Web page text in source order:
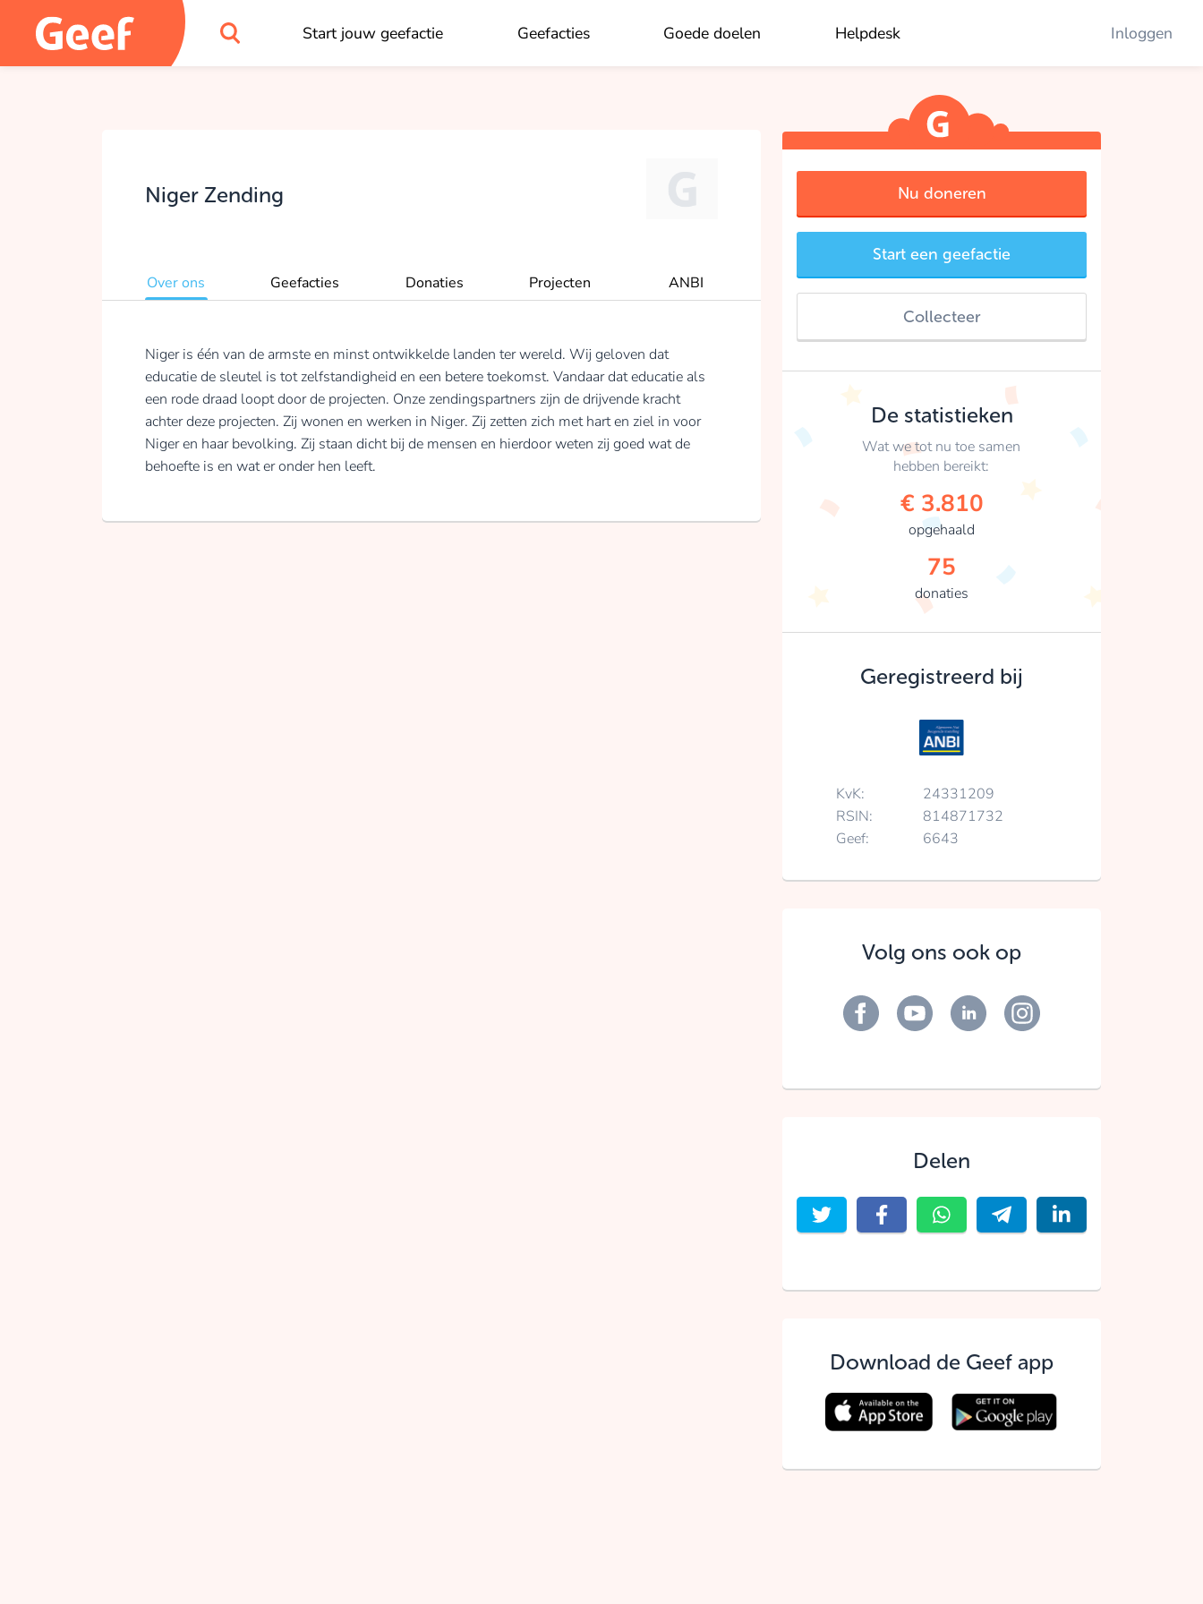
Start jouw geefactie Geefacties Goede doelen Helpdesk Inloggen
Niger Zending
Over ons Geefacties Donaties Projecten ANBI
Niger is één van de armste en minst ontwikkelde landen ter wereld. Wij geloven dat
educatie de sleutel is tot zelfstandigheid en een betere toekomst. Vandaar dat educatie als
een rode draad loopt door de projecten. Onze zendingspartners zijn de drijvende kracht
achter deze projecten. Zij wonen en werken in Niger. Zij zetten zich met hart en ziel in voor
Niger en haar bevolking. Zij staan dicht bij de mensen en hierdoor weten zij goed wat de
behoefte is en wat er onder hen leeft.
Nu doneren
Start een geefactie
Collecteer
De statistieken
Wat we tot nu toe samen
hebben bereikt:
€ 3.810
opgehaald
75
donaties
Geregistreerd bij
KvK:
24331209
RSIN:
814871732
Geef:
6643
Volg ons ook op
Delen
Download de Geef app